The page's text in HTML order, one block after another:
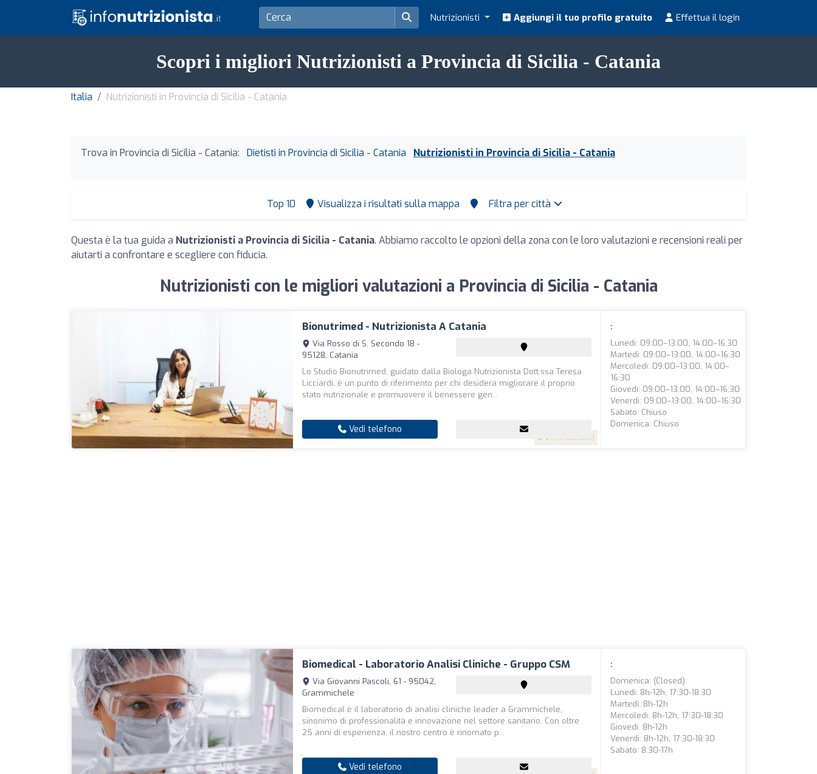
Nutrizionisti Aggiungi il tuo profilo gratuito Effettua il login
Scopri i migliori Nutrizionisti a Provincia di Sicilia - Catania
Italia Nutrizionisti in Provincia di Sicilia - Catania
Trova in Provincia di Sicilia - Catania: Dietisti in Provincia di Sicilia - Catania Nutrizionisti in Provincia di Sicilia - Catania
Top 10 Visualizza i risultati sulla mappa Filtra per città
Questa è la tua guida a Nutrizionisti a Provincia di Sicilia - Catania. Abbiamo raccolto le opzioni della zona con le loro valutazioni e recensioni reali per
aiutarti a confrontare e scegliere con fiducia.
Nutrizionisti con le migliori valutazioni a Provincia di Sicilia - Catania
Bionutrimed - Nutrizionista A Catania
5 (114 recensioni)
Via Rosso di S. Secondo 18 -
95128, Catania
Lo Studio Bionutrimed, guidato dalla Biologa Nutrizionista Dott.ssa Teresa
Licciardi, è un punto di riferimento per chi desidera migliorare il proprio
stato nutrizionale e promuovere il benessere gen...
Vedi telefono
:
Lunedì: 09:00–13:00, 14:00–16:30
Martedì: 09:00–13:00, 14:00–16:30
Mercoledì: 09:00–13:00, 14:00–
16:30
Giovedì: 09:00–13:00, 14:00–16:30
Venerdì: 09:00–13:00, 14:00–16:30
Sabato: Chiuso
Domenica: Chiuso
Biomedical - Laboratorio Analisi Cliniche - Gruppo CSM
Via Giovanni Pascoli, 61 - 95042,
Grammichele
Biomedical è il laboratorio di analisi cliniche leader a Grammichele,
sinonimo di professionalità e innovazione nel settore sanitario. Con oltre
25 anni di esperienza, il nostro centro è rinomato p...
Vedi telefono
:
Domenica: (closed)
Lunedì: 8h-12h, 17:30-18:30
Martedì: 8h-12h
Mercoledì: 8h-12h, 17:30-18:30
Giovedì: 8h-12h
Venerdì: 8h-12h, 17:30-18:30
Sabato: 8:30-17h